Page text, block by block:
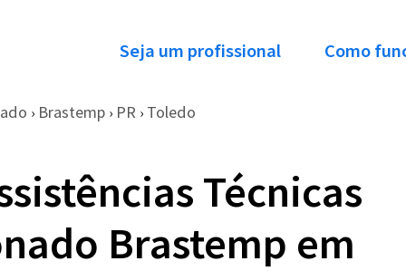
Seja um profissional Como
› Brastemp › PR › Toledo
Técnicas
Brastemp em